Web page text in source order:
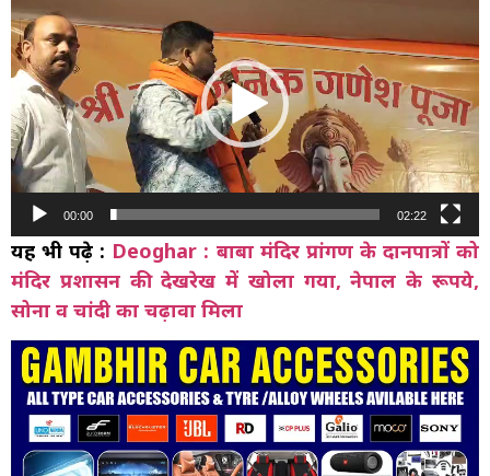
Player
00:00 02:22
यह भी पढ़े : Deoghar : बाबा मंदिर प्रांगण के दानपात्रों को
मंदिर प्रशासन की देखरेख में खोला गया, नेपाल के रूपये,
सोना व चांदी का चढ़ावा मिला